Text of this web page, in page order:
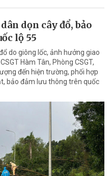
dọn cây đổ, bảo
lộ 55
do giông lốc, ảnh hưởng giao
Hàm Tân, Phòng CSGT,
đến hiện trường, phối hợp
bảo đảm lưu thông trên quốc